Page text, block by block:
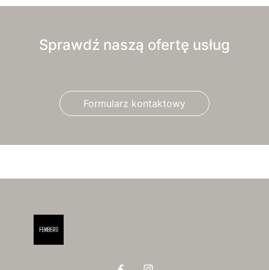
Sprawdź naszą ofertę usług
Formularz kontaktowy